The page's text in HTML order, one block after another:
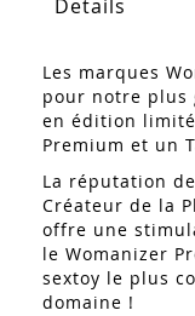
Details
Les marques
pour notre plus
en édition
Premium et un
La réputation
Créateur de la
offre une
le Womanizer
sextoy le plus
domaine !